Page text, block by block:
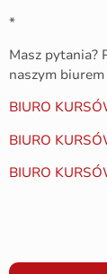
*
Masz pytania?
naszym
BIURO
BIURO
BIURO